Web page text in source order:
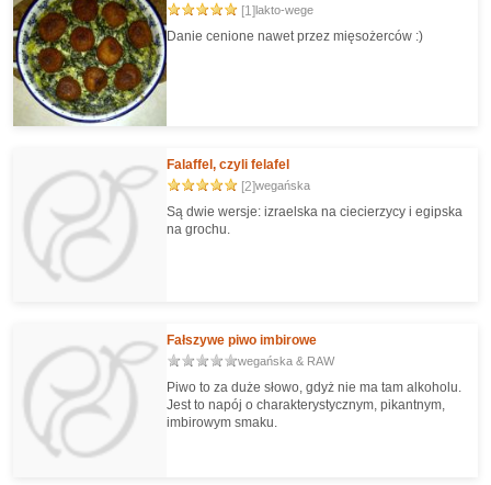
[1]lakto-wege
Danie cenione nawet przez mięsożerców :)
Falaffel, czyli felafel
[2]wegańska
Są dwie wersje: izraelska na ciecierzycy i egipska
na grochu.
Fałszywe piwo imbirowe
wegańska & RAW
Piwo to za duże słowo, gdyż nie ma tam alkoholu.
Jest to napój o charakterystycznym, pikantnym,
imbirowym smaku.